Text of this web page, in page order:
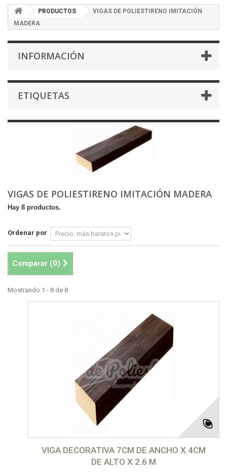
PRODUCTOS
VIGAS DE POLIESTIRENO IMITACIÓN
MADERA
INFORMACIÓN
ETIQUETAS
VIGAS DE POLIESTIRENO IMITACIÓN MADERA
Hay 8 productos.
Ordenar por
Comparar (0)
Mostrando 1 - 8 de 8
VIGA DECORATIVA 7CM DE ANCHO X 4CM
DE ALTO X 2.6 M